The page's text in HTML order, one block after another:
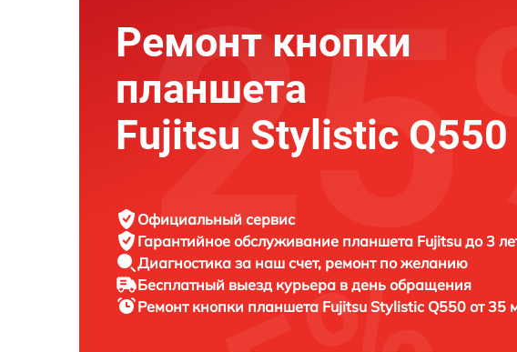
Ремонт кнопки
планшета
Fujitsu Stylistic Q550
Официальный сервис
Гарантийное обслуживание планшета Fujitsu до 3
Диагностика за наш счет, ремонт по желанию
Бесплатный выезд курьера в день обращения
Ремонт кнопки планшета Fujitsu Stylistic Q550 от 35